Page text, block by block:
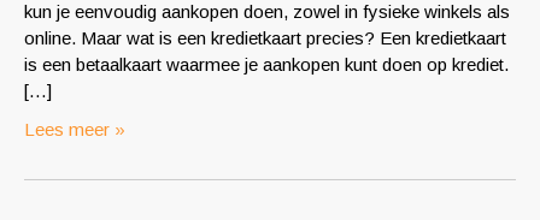
kun je eenvoudig aankopen doen, zowel in fysieke winkels als
online. Maar wat is een kredietkaart precies? Een kredietkaart
is een betaalkaart waarmee je aankopen kunt doen op krediet.
[…]
Lees meer »